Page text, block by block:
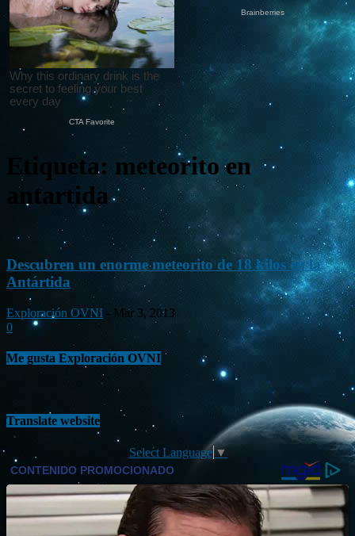
Etiqueta: meteorito en
antartida
Descubren un enorme meteorito de 18 kilos en la
Antártida
Exploración OVNI - Mar 3, 2013
0
Me gusta Exploración OVNI
Translate website
Select Language ▼